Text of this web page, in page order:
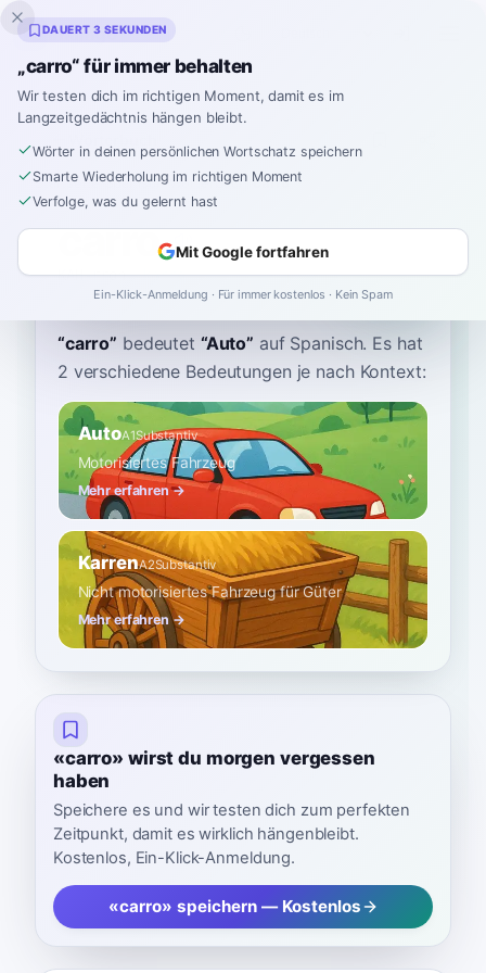
Inklingo
Startseite›Spanisch› Wörterbuch ›carro
carro
KAH-rroh ˈkarro
“carro” bedeutet “Auto” auf Spanisch. Es hat
2 verschiedene Bedeutungen je nach Kontext:
AutoA1Substantiv
Motorisiertes Fahrzeug
Mehr erfahren →
KarrenA2Substantiv
Nicht motorisiertes Fahrzeug für Güter
Mehr erfahren →
«carro» wirst du morgen vergessen
haben
Speichere es und wir testen dich zum perfekten
Zeitpunkt, damit es wirklich hängenbleibt.
Kostenlos, Ein-Klick-Anmeldung.
«carro» speichern — Kostenlos
DAUERT 3 SEKUNDEN
„carro“ für immer behalten
Wir testen dich im richtigen Moment, damit es im
Langzeitgedächtnis hängen bleibt.
Wörter in deinen persönlichen Wortschatz speichern
Smarte Wiederholung im richtigen Moment
Verfolge, was du gelernt hast
Mit Google fortfahren
Ein-Klick-Anmeldung · Für immer kostenlos · Kein Spam